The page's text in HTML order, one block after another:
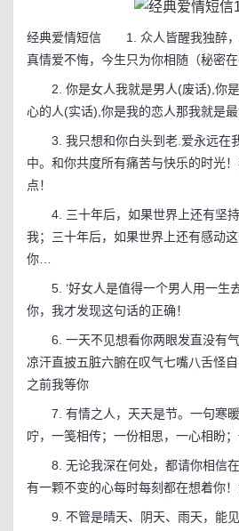
经典爱情短信 1. 众人皆醒我独醉，
真情爱不悔，今生只为你相随（秘密在
2. 你是女人我就是男人(废话),你是
心的人(实话),你是我的恋人那我就是
3. 我只想和你白头到老.爱永远在
中。和你共度所有痛苦与快乐的时光
点！
4. 三十年后，如果世界上还有坚持
我；三十年后，如果世界上还有感动
你…
5. ‘好女人是值得一个男人用一生
你，我才发现这句话的正确！
6. 一天不见想看你两眼发直没有气
凉汗直披五脏六腑在叹气七嘴八舌怪
之前我等你
7. 有情之人，天天是节。一句寒暖
咛，一笺相传；一份相思，一心相盼；
8. 无论我深在何处，都请你相信在
有一颗不变的心每时每刻都在想着你！
9. 不管是晴天、阴天、雨天，能见